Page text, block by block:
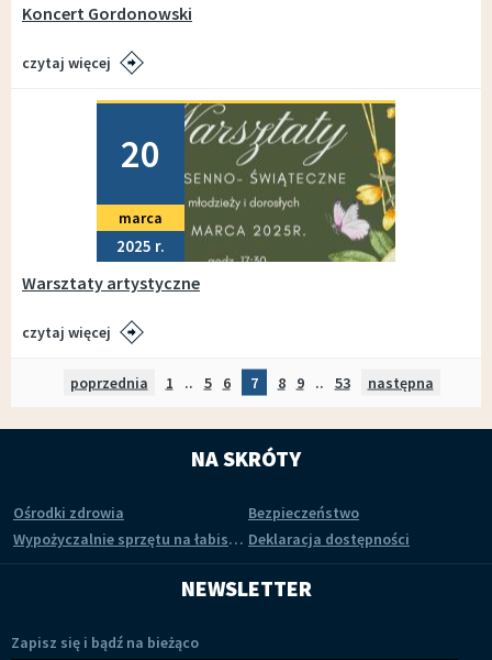
Koncert Gordonowski
czytaj więcej
20
marca
2025
Warsztaty artystyczne
czytaj więcej
poprzednia strona
Strona
1 .. Strona
5 Strona
6 Strona
7 Strona
8 Strona
9 .. Strona
53 następna
NA SKRÓTY
Ośrodki zdrowia
Bezpieczeństwo
Wypożyczalnie sprzętu na łabiszyńskiej wyspie Deklaracja dostępności
NEWSLETTER
Zapisz się i bądź na bieżąco